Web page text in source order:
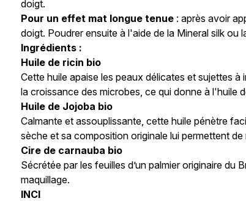
doigt.
Pour un effet mat longue tenue : après avoir
doigt. Poudrer ensuite à l'aide de la Mineral silk
Ingrédients :
Huile de ricin bio
Cette huile apaise les peaux délicates et sujettes
la croissance des microbes, ce qui donne à l'huile
Huile de Jojoba bio
Calmante et assouplissante, cette huile pénètre
sèche et sa composition originale lui permettent
Cire de carnauba bio
Sécrétée par les feuilles d’un palmier originaire
maquillage.
INCI